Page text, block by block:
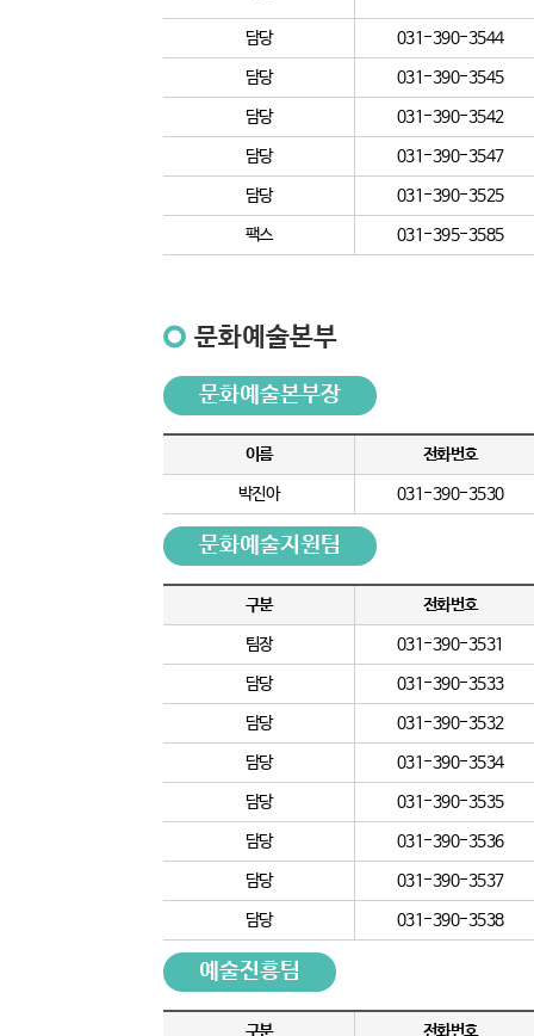
담당 031-390-3544
담당 031-390-3545
담당 031-390-3542
담당 031-390-3547
담당 031-390-3525
팩스 031-395-3585
문화예술본부
문화예술본부장
이름 전화번호
박진아 031-390-3530
문화예술지원팀
구분 전화번호
팀장 031-390-3531
담당 031-390-3533
담당 031-390-3532
담당 031-390-3534
담당 031-390-3535
담당 031-390-3536
담당 031-390-3537
담당 031-390-3538
예술진흥팀
구분 전화번호